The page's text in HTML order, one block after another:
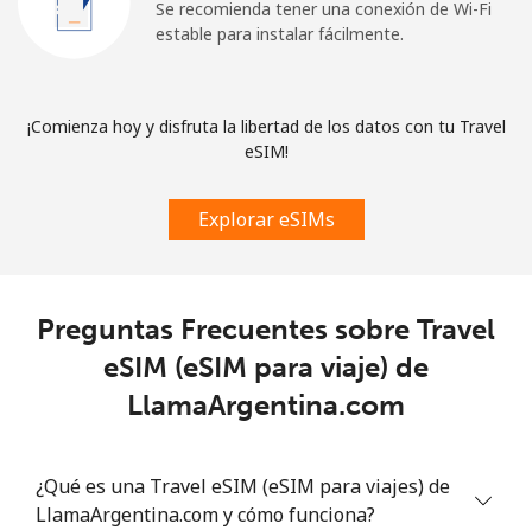
Se recomienda tener una conexión de Wi-Fi
estable para instalar fácilmente.
¡Comienza hoy y disfruta la libertad de los datos con tu Travel
eSIM!
Explorar eSIMs
Preguntas Frecuentes sobre Travel
eSIM (eSIM para viaje) de
LlamaArgentina.com
¿Qué es una Travel eSIM (eSIM para viajes) de
LlamaArgentina.com y cómo funciona?